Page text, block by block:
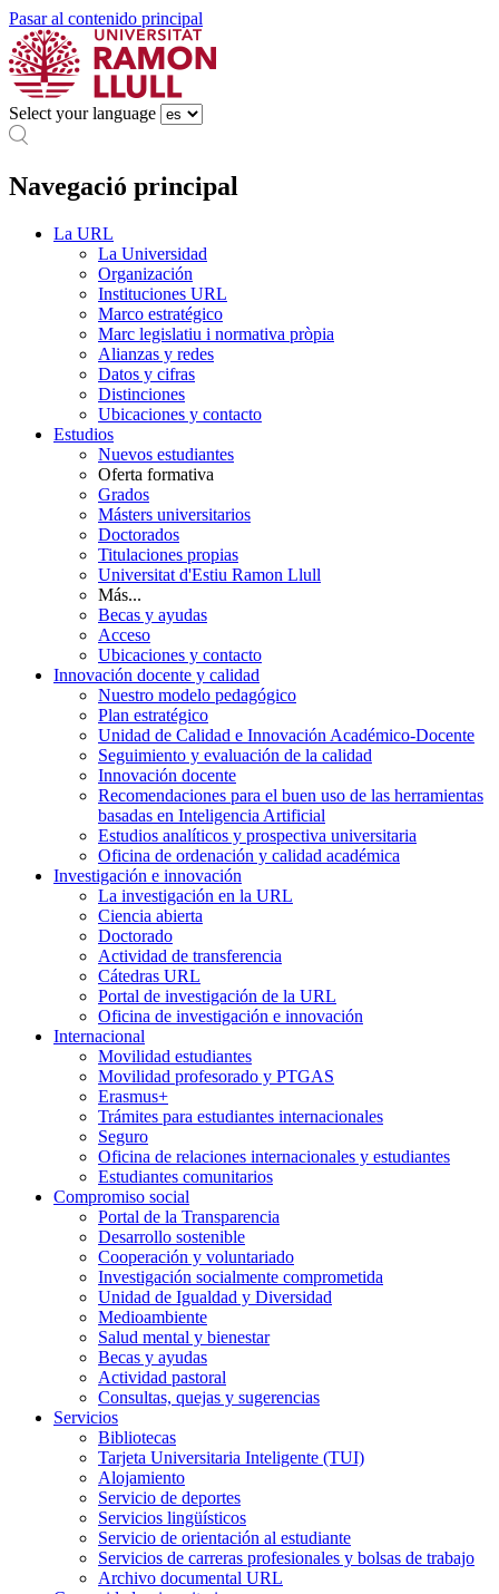
Pasar al contenido principal
Select your language
Navegació principal
La URL
La Universidad
Organización
Instituciones URL
Marco estratégico
Marc legislatiu i normativa pròpia
Alianzas y redes
Datos y cifras
Distinciones
Ubicaciones y contacto
Estudios
Nuevos estudiantes
Oferta formativa
Grados
Másters universitarios
Doctorados
Titulaciones propias
Universitat d'Estiu Ramon Llull
Más...
Becas y ayudas
Acceso
Ubicaciones y contacto
Innovación docente y calidad
Nuestro modelo pedagógico
Plan estratégico
Unidad de Calidad e Innovación Académico-Docente
Seguimiento y evaluación de la calidad
Innovación docente
Recomendaciones para el buen uso de las herramientas
basadas en Inteligencia Artificial
Estudios analíticos y prospectiva universitaria
Oficina de ordenación y calidad académica
Investigación e innovación
La investigación en la URL
Ciencia abierta
Doctorado
Actividad de transferencia
Cátedras URL
Portal de investigación de la URL
Oficina de investigación e innovación
Internacional
Movilidad estudiantes
Movilidad profesorado y PTGAS
Erasmus+
Trámites para estudiantes internacionales
Seguro
Oficina de relaciones internacionales y estudiantes
Estudiantes comunitarios
Compromiso social
Portal de la Transparencia
Desarrollo sostenible
Cooperación y voluntariado
Investigación socialmente comprometida
Unidad de Igualdad y Diversidad
Medioambiente
Salud mental y bienestar
Becas y ayudas
Actividad pastoral
Consultas, quejas y sugerencias
Servicios
Bibliotecas
Tarjeta Universitaria Inteligente (TUI)
Alojamiento
Servicio de deportes
Servicios lingüísticos
Servicio de orientación al estudiante
Servicios de carreras profesionales y bolsas de trabajo
Archivo documental URL